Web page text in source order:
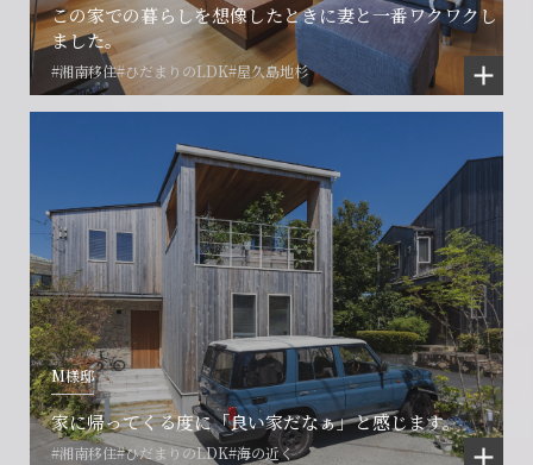
この家での暮らしを想像したときに妻と一番ワクワクし
ました。
#湘南移住#ひだまりのLDK#屋久島地杉
M様邸
家に帰ってくる度に「良い家だなぁ」と感じます。
#湘南移住#ひだまりのLDK#海の近く